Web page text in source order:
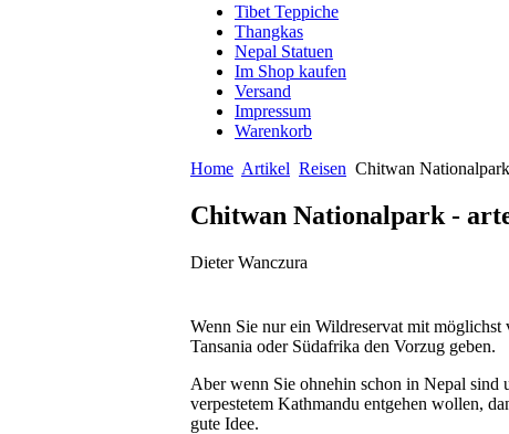
Tibet Teppiche
Thangkas
Nepal Statuen
Im Shop kaufen
Versand
Impressum
Warenkorb
Home Artikel Reisen Chitwan
Chitwan Nationalpark -
Dieter Wanczura
Wenn Sie nur ein Wildreservat mit
Tansania oder Südafrika den Vorzug geben.
Aber wenn Sie ohnehin schon in Nepal sind
verpestetem Kathmandu entgehen wollen,
gute Idee.